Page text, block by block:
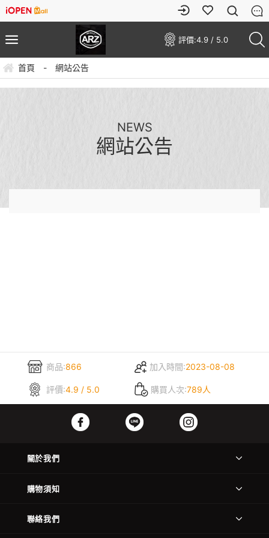
評價:4.9 / 5.0
首頁 - 網站公告
NEWS
網站公告
商品:866 加入時間:2023-08-08
評價:4.9 / 5.0 購買人次:789人
關於我們
購物須知
聯絡我們